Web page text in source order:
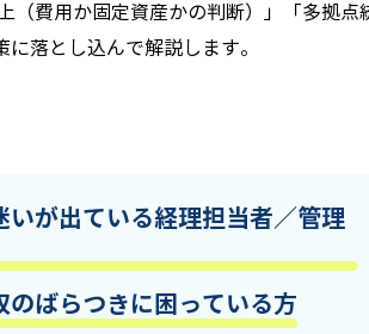
（費用か固定資産かの判断）」「多拠点
落とし込んで解説します。
が出ている経理担当者／管理
ばらつきに困っている方